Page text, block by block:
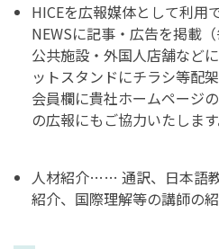
HICEを広報媒体として利
NEWSに記事・広告を掲載
公共施設・外国人店舗など
ットスタンドにチラシ等配
会員欄に貴社ホームページ
の広報にもご協力いたします
人材紹介…… 通訳、日本語
紹介、国際理解等の講師の紹